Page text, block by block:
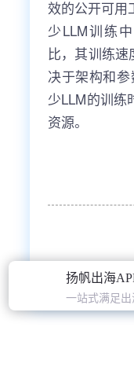
扬帆出海
一站式满足出
效的公开可用
少LLM训练
比，其训练
决于架构和
少LLM的训练
资源。